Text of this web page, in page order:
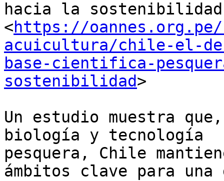
hacia la sostenibilidad
<https://
acuicultura/chile-el-
base-cientifica-
sostenibilidad>
Un estudio muestra
biología y tecnología
pesquera, Chile
ámbitos clave para una